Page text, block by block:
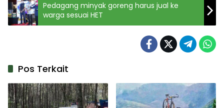
Pedagang minyak goreng harus jual ke
warga sesuai HET
Pos Terkait